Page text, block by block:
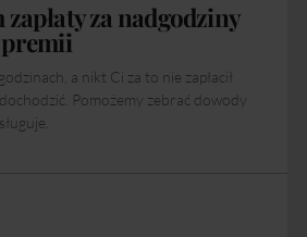
zapłaty za nadgodziny
a nikt Ci za to nie zapłacił
Pomożemy zebrać dowody